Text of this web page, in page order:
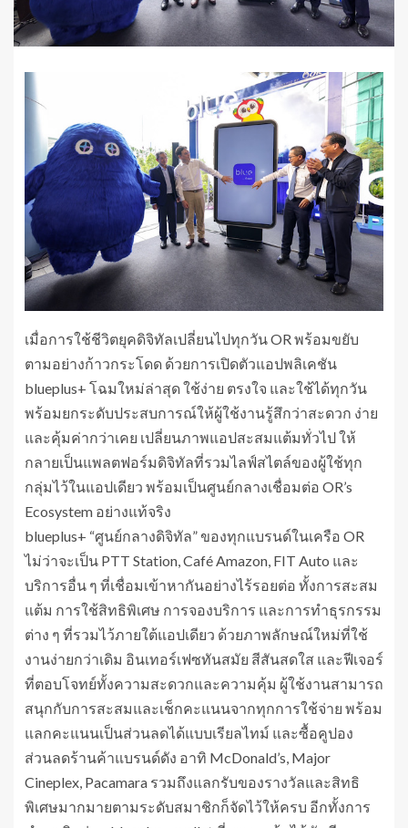
เมื่อการใช้ชีวิตยุคดิจิทัลเปลี่ยนไปทุกวัน OR พร้อมขยับ
ตามอย่างก้าวกระโดด ด้วยการเปิดตัวแอปพลิเคชัน
blueplus+ โฉมใหม่ล่าสุด ใช้ง่าย ตรงใจ และใช้ได้ทุกวัน
พร้อมยกระดับประสบการณ์ให้ผู้ใช้งานรู้สึกว่าสะดวก ง่าย
และคุ้มค่ากว่าเคย เปลี่ยนภาพแอปสะสมแต้มทั่วไป ให้
กลายเป็นแพลตฟอร์มดิจิทัลที่รวมไลฟ์สไตล์ของผู้ใช้ทุก
กลุ่มไว้ในแอปเดียว พร้อมเป็นศูนย์กลางเชื่อมต่อ OR’s
Ecosystem อย่างแท้จริง
blueplus+ “ศูนย์กลางดิจิทัล” ของทุกแบรนด์ในเครือ OR
ไม่ว่าจะเป็น PTT Station, Café Amazon, FIT Auto และ
บริการอื่น ๆ ที่เชื่อมเข้าหากันอย่างไร้รอยต่อ ทั้งการสะสม
แต้ม การใช้สิทธิพิเศษ การจองบริการ และการทำธุรกรรม
ต่าง ๆ ที่รวมไว้ภายใต้แอปเดียว ด้วยภาพลักษณ์ใหม่ที่ใช้
งานง่ายกว่าเดิม อินเทอร์เฟซทันสมัย สีสันสดใส และฟีเจอร์
ที่ตอบโจทย์ทั้งความสะดวกและความคุ้ม ผู้ใช้งานสามารถ
สนุกกับการสะสมและเช็กคะแนนจากทุกการใช้จ่าย พร้อม
แลกคะแนนเป็นส่วนลดได้แบบเรียลไทม์ และซื้อคูปอง
ส่วนลดร้านค้าแบรนด์ดัง อาทิ McDonald’s, Major
Cineplex, Pacamara รวมถึงแลกรับของรางวัลและสิทธิ
พิเศษมากมายตามระดับสมาชิกก็จัดไว้ให้ครบ อีกทั้งการ